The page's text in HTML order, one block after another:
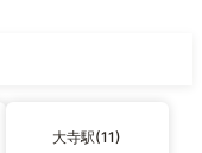
大寺駅(11)